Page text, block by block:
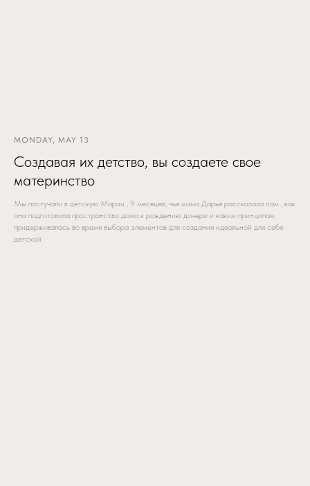
MONDAY, MAY 13
Создавая их детство, вы создаете свое
материнство
Мы постучали в детскую Марии , 9 месяцев, чья мама Дарья рассказала нам , как
она подготовила пространство дома к рождению дочери и каким принципам
придерживалась во время выбора элементов для создания идеальной для себя
детской.